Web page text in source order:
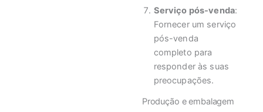
Serviço pós-venda:
Fornecer um serviço
pós-venda
completo para
responder às suas
preocupações.
Produção e embalagem